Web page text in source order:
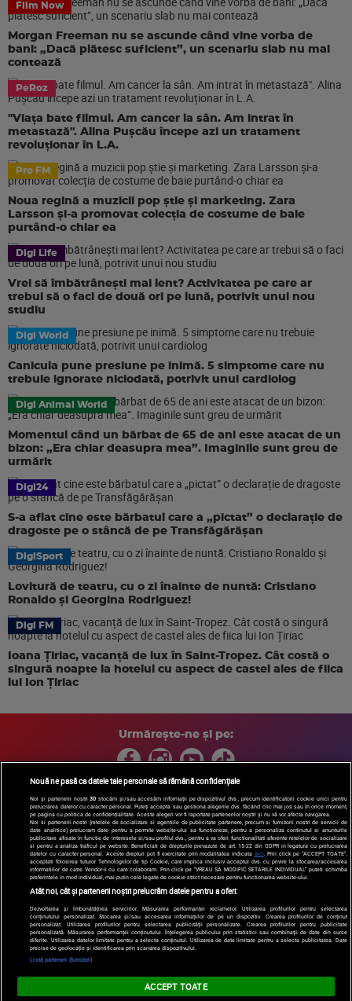
Film Now
Morgan Freeman nu se ascunde când vine vorba de
bani: „Dacă plătesc suficient”, un scenariu slab nu mai
contează
PeRoz
"Viața bate filmul. Am cancer la sân. Am intrat în
metastază". Alina Pușcău începe azi un tratament
revoluționar în L.A.
Pro FM
Noua regină a muzicii pop știe și marketing. Zara
Larsson și-a promovat colecția de costume de baie
purtând-o chiar ea
Digi Life
Vrei să îmbătrânești mai lent? Activitatea pe care ar
trebui să o faci de două ori pe lună, potrivit unui nou
studiu
Digi World
Canicula pune presiune pe inimă. 5 simptome care nu
trebuie ignorate niciodată, potrivit unui cardiolog
Digi Animal World
Momentul când un bărbat de 65 de ani este atacat de un
bizon: „Era chiar deasupra mea”. Imaginile sunt greu de
urmărit
Digi24
S-a aflat cine este bărbatul care a „pictat” o declarație de
dragoste pe o stâncă de pe Transfăgărășan
DigiSport
Lovitură de teatru, cu o zi înainte de nuntă: Cristiano
Ronaldo și Georgina Rodriguez!
Digi FM
Ioana Țiriac, vacanță de lux în Saint-Tropez. Cât costă o
singură noapte la hotelul cu aspect de castel ales de fiica
lui Ion Țiriac
Urmărește-ne și pe:
Copyright © 2026 / DIGI ROMANIA S.A.
Arhiva
Comunicate de presă Politica de confidentialitate
Termeni
si conditii
Gestionați preferințele| Contact/Info Codul etic
Nouă ne pasă ca datele tale personale să rămână confidențiale
Noi și partenerii noștri30 stocăm și/sau accesăm informații pe dispozitivul dvs., precum identificatorii cookie unici pentru
prelucrarea datelor cu caracter personal. Puteți accepta sau gestiona alegerile dvs. făcând clic mai jos sau în orice moment,
pe pagina cu politica de confidențialitate. Aceste alegeri vor fi raportate partenerilor noștri și nu vă vor afecta navigarea.
Noi si partenerii nostri (retelele de socializare si agentiile de publicitate partenere, precum si furnizorii nostri de servicii de
date analitice) prelucram date pentru a permite website-ului sa functioneze, pentru a personaliza continutul si anunturile
publicitare afisate in functie de interesele si/sau profilul dvs., pentru a va oferi functionalitati aferente retelelor de socializare
si pentru a analiza traficul pe website. Beneficiati de drepturile prevazute de art. 15-22 din GDPR in legatura cu prelucrarea
datelor cu caracter personal. Aceste drepturi pot fi exercitate prin modalitatea indicata aici. Prin click pe “ACCEPT TOATE”,
acceptati folosirea tuturor Tehnologiilor de tip Cookie, care implica inclusiv acceptul dvs. cu privire la stocarea/accesarea
informatiilor de catre Vendor-ii cu care colaboram. Prin click pe “VREAU SA MODIFIC SETARILE INDIVIDUAL” puteti schimba
preferintele in mod individual, mai putin cele legate de cookie strict necesare pentru functionarea website-ului.
Atât noi, cât și partenerii noștri prelucrăm datele pentru a oferi:
Dezvoltarea și îmbunătățirea serviciilor. Măsurarea performanței reclamelor. Utilizarea profilurilor pentru selectarea
conținutului personalizat. Stocarea și/sau accesarea informațiilor de pe un dispozitiv. Crearea profilurilor de conținut
personalizat. Utilizarea profilurilor pentru selectarea publicității personalizate. Crearea profilurilor pentru publicitate
personalizată. Măsurarea performanței conținutului. Înțelegerea publicului prin statistici sau combinații de date din surse
diferite. Utilizarea datelor limitate pentru a selecta conținutul. Utilizarea de date limitate pentru a selecta publicitatea. Date
precise de geolocație și identificarea prin scanarea dispozitivului.
Listă parteneri (furnizori)
ACCEPT TOATE